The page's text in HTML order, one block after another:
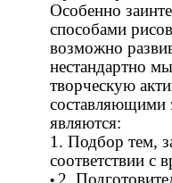
Особенно
способами
возможно
нестандартно
творческую
составляющими
являются:
1. Подбор тем,
соответствии с